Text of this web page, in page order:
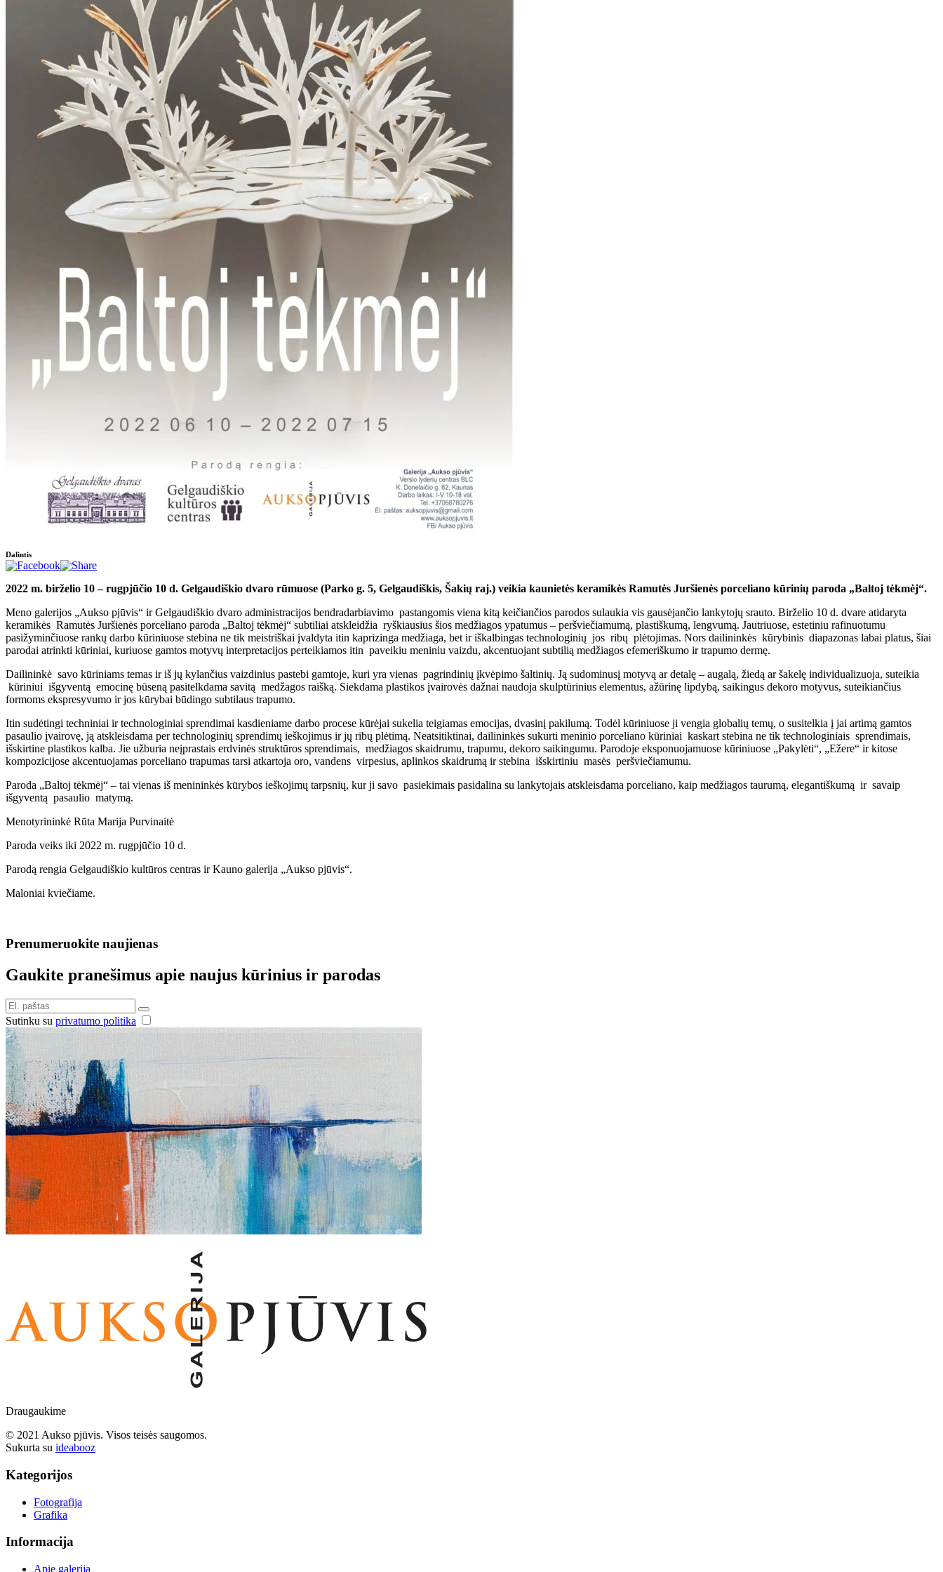
Dalintis
2022 m. birželio 10 – rugpjūčio 10 d. Gelgaudiškio dvaro rūmuose (Parko g. 5, Gelgaudiškis, Šakių raj.) veikia kaunietės keramikės Ramutės Juršienės porceliano kūrinių paroda „Baltoj tėkmėj“.
Meno galerijos „Aukso pjūvis“ ir Gelgaudiškio dvaro administracijos bendradarbiavimo pastangomis viena kitą keičiančios parodos sulaukia vis gausėjančio lankytojų srauto. Birželio 10 d. dvare atidaryta
keramikės Ramutės Juršienės porceliano paroda „Baltoj tėkmėj“ subtiliai atskleidžia ryškiausius šios medžiagos ypatumus – peršviečiamumą, plastiškumą, lengvumą. Jautriuose, estetiniu rafinuotumu
pasižyminčiuose rankų darbo kūriniuose stebina ne tik meistriškai įvaldyta itin kaprizinga medžiaga, bet ir iškalbingas technologinių jos ribų plėtojimas. Nors dailininkės kūrybinis diapazonas labai platus, šiai
parodai atrinkti kūriniai, kuriuose gamtos motyvų interpretacijos perteikiamos itin paveikiu meniniu vaizdu, akcentuojant subtilią medžiagos efemeriškumo ir trapumo dermę.
Dailininkė savo kūriniams temas ir iš jų kylančius vaizdinius pastebi gamtoje, kuri yra vienas pagrindinių įkvėpimo šaltinių. Ją sudominusį motyvą ar detalę – augalą, žiedą ar šakelę individualizuoja, suteikia
kūriniui išgyventą emocinę būseną pasitelkdama savitą medžagos raišką. Siekdama plastikos įvairovės dažnai naudoja skulptūrinius elementus, ažūrinę lipdybą, saikingus dekoro motyvus, suteikiančius
formoms ekspresyvumo ir jos kūrybai būdingo subtilaus trapumo.
Itin sudėtingi techniniai ir technologiniai sprendimai kasdieniame darbo procese kūrėjai sukelia teigiamas emocijas, dvasinį pakilumą. Todėl kūriniuose ji vengia globalių temų, o susitelkia į jai artimą gamtos
pasaulio įvairovę, ją atskleisdama per technologinių sprendimų ieškojimus ir jų ribų plėtimą. Neatsitiktinai, dailininkės sukurti meninio porceliano kūriniai kaskart stebina ne tik technologiniais sprendimais,
išskirtine plastikos kalba. Jie užburia neįprastais erdvinės struktūros sprendimais, medžiagos skaidrumu, trapumu, dekoro saikingumu. Parodoje eksponuojamuose kūriniuose „Pakylėti“, „Ežere“ ir kitose
kompozicijose akcentuojamas porceliano trapumas tarsi atkartoja oro, vandens virpesius, aplinkos skaidrumą ir stebina išskirtiniu masės peršviečiamumu.
Paroda „Baltoj tėkmėj“ – tai vienas iš menininkės kūrybos ieškojimų tarpsnių, kur ji savo pasiekimais pasidalina su lankytojais atskleisdama porceliano, kaip medžiagos taurumą, elegantiškumą ir savaip
išgyventą pasaulio matymą.
Menotyrininkė Rūta Marija Purvinaitė
Paroda veiks iki 2022 m. rugpjūčio 10 d.
Parodą rengia Gelgaudiškio kultūros centras ir Kauno galerija „Aukso pjūvis“.
Maloniai kviečiame.
Prenumeruokite naujienas
Gaukite pranešimus apie naujus kūrinius ir parodas
Sutinku su privatumo politika
Draugaukime
© 2021 Aukso pjūvis. Visos teisės saugomos.
Sukurta su ideabooz
Kategorijos
Fotografija
Grafika
Informacija
Apie galeriją